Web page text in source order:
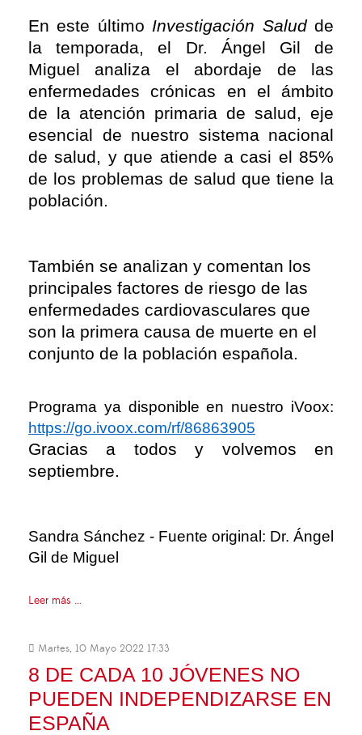
En este último Investigación Saludde
la temporada, el Dr. Ángel Gil de
Miguel analiza el abordaje de las
enfermedades crónicas en el ámbito
de la atención primaria de salud, eje
esencial de nuestro sistema nacional
de salud, y que atiende a casi el 85%
de los problemas de salud que tiene la
población.
También se analizan y comentan los
principales factores de riesgo de las
enfermedades cardiovasculares que
son la primera causa de muerte en el
conjunto de la población española.
Programa ya disponible en nuestro iVoox:
https://go.ivoox.com/rf/86863905
Gracias a todos y volvemos en
septiembre.
Sandra Sánchez - Fuente original: Dr. Ángel
Gil de Miguel
Leer más ...
Martes, 10 Mayo 2022 17:33
8 DE CADA 10 JÓVENES NO
PUEDEN INDEPENDIZARSE EN
ESPAÑA